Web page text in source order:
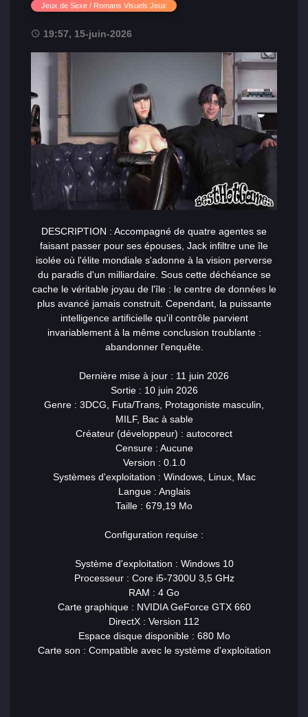
Jeux de Sexe / Romans Visuels Jeux
19:57, 15-juin-2026
DESCRIPTION : Accompagné de quatre agentes se
faisant passer pour ses épouses, Jack infiltre une île
isolée où l'élite mondiale s'adonne à la vision perverse
du paradis d'un milliardaire. Sous cette déchéance se
cache le véritable joyau de l'île : le centre de données le
plus avancé jamais construit. Cependant, la puissante
intelligence artificielle qu'il contrôle parvient
invariablement à la même conclusion troublante :
abandonner l'enquête.
Dernière mise à jour : 11 juin 2026
Sortie : 10 juin 2026
Genre : 3DCG, Futa/Trans, Protagoniste masculin,
MILF, Bac à sable
Créateur (développeur) : autocorect
Censure : Aucune
Version : 0.1.0
Systèmes d'exploitation : Windows, Linux, Mac
Langue : Anglais
Taille : 679,19 Mo
Configuration requise :
Système d'exploitation : Windows 10
Processeur : Core i5-7300U 3,5 GHz
RAM : 4 Go
Carte graphique : NVIDIA GeForce GTX 660
DirectX : Version 112
Espace disque disponible : 680 Mo
Carte son : Compatible avec le système d'exploitation